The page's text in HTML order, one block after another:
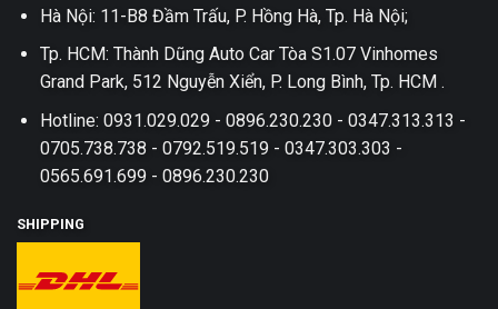
Hà Nội: 11-B8 Đầm Trấu, P. Hồng Hà, Tp. Hà Nội;
Tp. HCM: Thành Dũng Auto Car Tòa S1.07 Vinhomes
Grand Park, 512 Nguyễn Xiển, P. Long Bình, Tp. HCM .
Hotline: 0931.029.029 - 0896.230.230 - 0347.313.313 -
0705.738.738 - 0792.519.519 - 0347.303.303 -
0565.691.699 - 0896.230.230
SHIPPING